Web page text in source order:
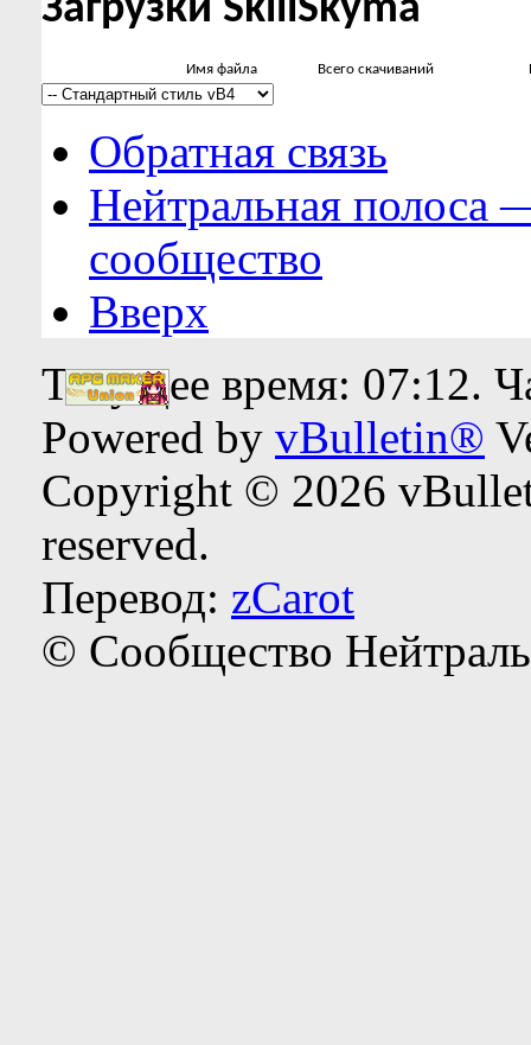
Загрузки SkillSkyma
Имя файла Всего скачиваний
Обратная связь
Нейтральная полоса
сообщество
Вверх
Текущее время: 07:12.
Powered by vBulletin®
Copyright © 2026
reserved.
Перевод: zCarot
© Сообщество